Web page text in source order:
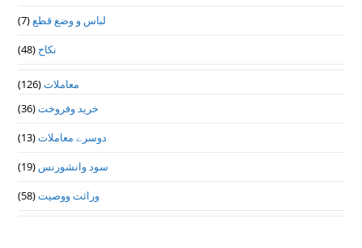
لباس و وضع قطع(7)
نکاح (48)
معاملات(126)
خرید وفروخت(36)
دوسرے معاملات(13)
سود وانشورنس (19)
وراثت ووصيت(58)